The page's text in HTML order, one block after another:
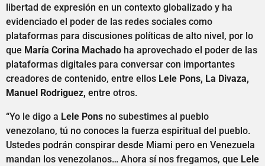
libertad de expresión en un contexto globalizado y ha
evidenciado el poder de las redes sociales como
plataformas para discusiones políticas de alto nivel, por lo
que María Corina Machado ha aprovechado el poder de las
plataformas digitales para conversar con importantes
creadores de contenido, entre ellos Lele Pons, La Divaza,
Manuel Rodriguez, entre otros.
“Yo le digo a Lele Pons no subestimes al pueblo
venezolano, tú no conoces la fuerza espiritual del pueblo.
Ustedes podrán conspirar desde Miami pero en Venezuela
mandan los venezolanos… Ahora sí nos fregamos, que Lele